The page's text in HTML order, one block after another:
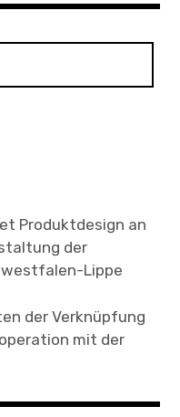
Produktdesign an
der
Lippe
der Verknüpfung
mit der